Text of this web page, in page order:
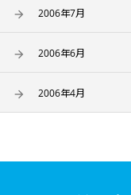
2006年7月
2006年6月
2006年4月